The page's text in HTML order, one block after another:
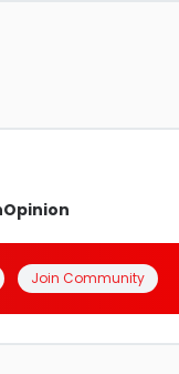
Opinion
Join Community